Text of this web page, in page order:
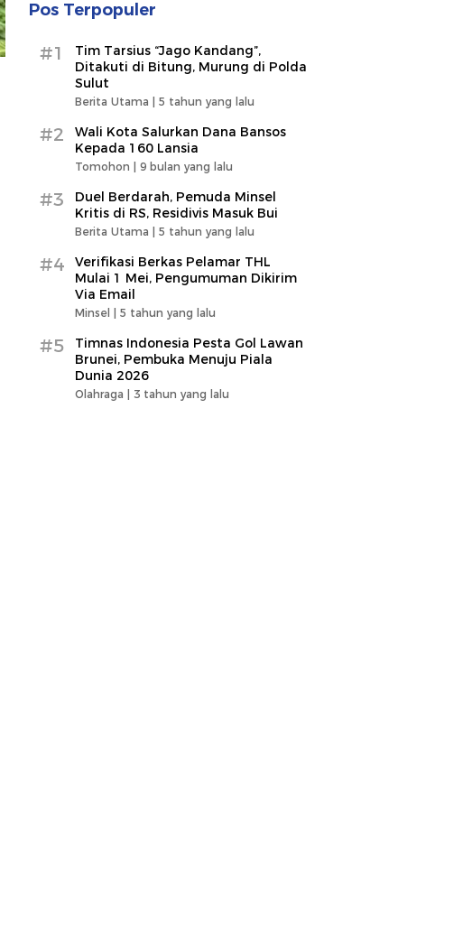
Pos Terpopuler
#1
Tim Tarsius “Jago Kandang”,
Ditakuti di Bitung, Murung di Polda
Sulut
Berita Utama | 5 tahun yang lalu
#2
Wali Kota Salurkan Dana Bansos
Kepada 160 Lansia
Tomohon | 9 bulan yang lalu
#3
Duel Berdarah, Pemuda Minsel
Kritis di RS, Residivis Masuk Bui
Berita Utama | 5 tahun yang lalu
#4
Verifikasi Berkas Pelamar THL
Mulai 1 Mei, Pengumuman Dikirim
Via Email
Minsel | 5 tahun yang lalu
#5
Timnas Indonesia Pesta Gol Lawan
Brunei, Pembuka Menuju Piala
Dunia 2026
Olahraga | 3 tahun yang lalu